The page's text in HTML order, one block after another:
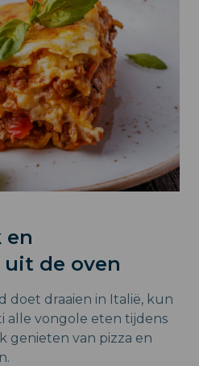
en
de oven
doet draaien in Italië, kun
alle vongole eten tijdens
genieten van pizza en